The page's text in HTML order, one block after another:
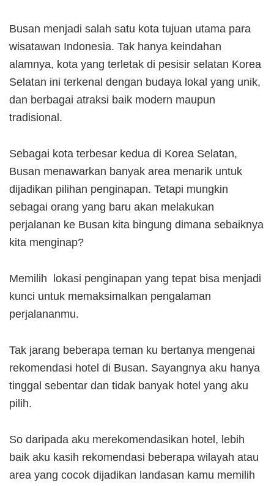
Busan menjadi salah satu kota tujuan utama para
wisatawan Indonesia. Tak hanya keindahan
alamnya, kota yang terletak di pesisir selatan Korea
Selatan ini terkenal dengan budaya lokal yang unik,
dan berbagai atraksi baik modern maupun
tradisional.
Sebagai kota terbesar kedua di Korea Selatan,
Busan menawarkan banyak area menarik untuk
dijadikan pilihan penginapan. Tetapi mungkin
sebagai orang yang baru akan melakukan
perjalanan ke Busan kita bingung dimana sebaiknya
kita menginap?
Memilih lokasi penginapan yang tepat bisa menjadi
kunci untuk memaksimalkan pengalaman
perjalananmu.
Tak jarang beberapa teman ku bertanya mengenai
rekomendasi hotel di Busan. Sayangnya aku hanya
tinggal sebentar dan tidak banyak hotel yang aku
pilih.
So daripada aku merekomendasikan hotel, lebih
baik aku kasih rekomendasi beberapa wilayah atau
area yang cocok dijadikan landasan kamu memilih